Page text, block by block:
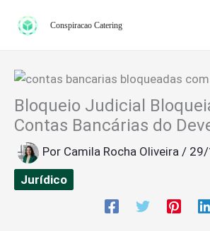
para
Conspiracao Catering
Bloqueio Judicial
Contas Bancárias do
Por Camila Rocha Oliveira /
Jurídico